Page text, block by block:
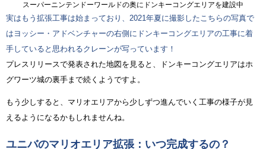
スーパーニンテンドーワールドの奥にドンキーコングエリアを建設中
実はもう拡張工事は始まっており、2021年夏に撮影したこちらの写真で
はヨッシー・アドベンチャーの右側にドンキーコングエリアの工事に着
手していると思われるクレーンが写っています！
プレスリリースで発表された地図を見ると、ドンキーコングエリアはホ
グワーツ城の裏手まで続くようですよ。
もう少しすると、マリオエリアから少しずつ進んでいく工事の様子が見
えるようになるかもしれませんね。
ユニバのマリオエリア拡張：いつ完成するの？